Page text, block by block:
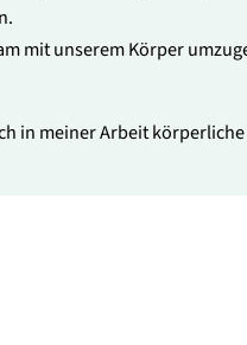
mit unserem Körper
in meiner Arbeit